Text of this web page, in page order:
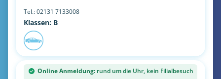
Tel.:02131 7133008
Klassen: B
Online Anmeldung: rund um die Uhr, kein Filialbesuch